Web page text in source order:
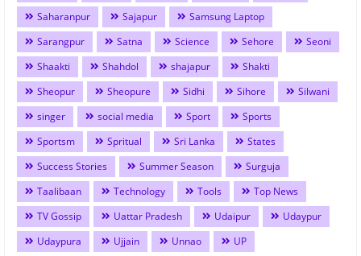
Saharanpur
Sajapur
Samsung Laptop
Sarangpur
Satna Science Sehore
Seoni
Shaakti
Shahdol shajapur
Shakti
Sheopur
Sheopure Sidhi Sihore
Silwani
singer
social media Sport
Sports
Sportsm
Spritual Sri Lanka
States
Success Stories
Summer Season
Surguja
Taalibaan
Technology Tools
Top News
TV Gossip
Uattar Pradesh Udaipur
Udaypur
Udaypura
Ujjain Unnao
UP